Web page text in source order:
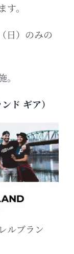
。
日）のみの
ド ギア）
ルブラン